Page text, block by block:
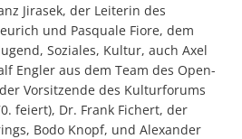
Jirasek, der Leiterin des
und Pasquale Fiore, dem
Soziales, Kultur, auch Axel
Engler aus dem Team des Open-
Vorsitzende des Kulturforums
feiert), Dr. Frank Fichert, der
Bodo Knopf, und Alexander